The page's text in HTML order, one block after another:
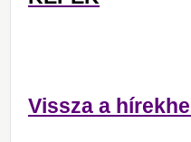
Vissza a